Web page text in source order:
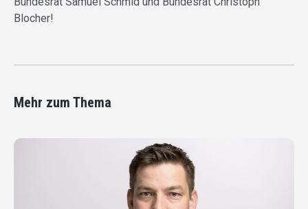
Blocher!
Mehr zum Thema